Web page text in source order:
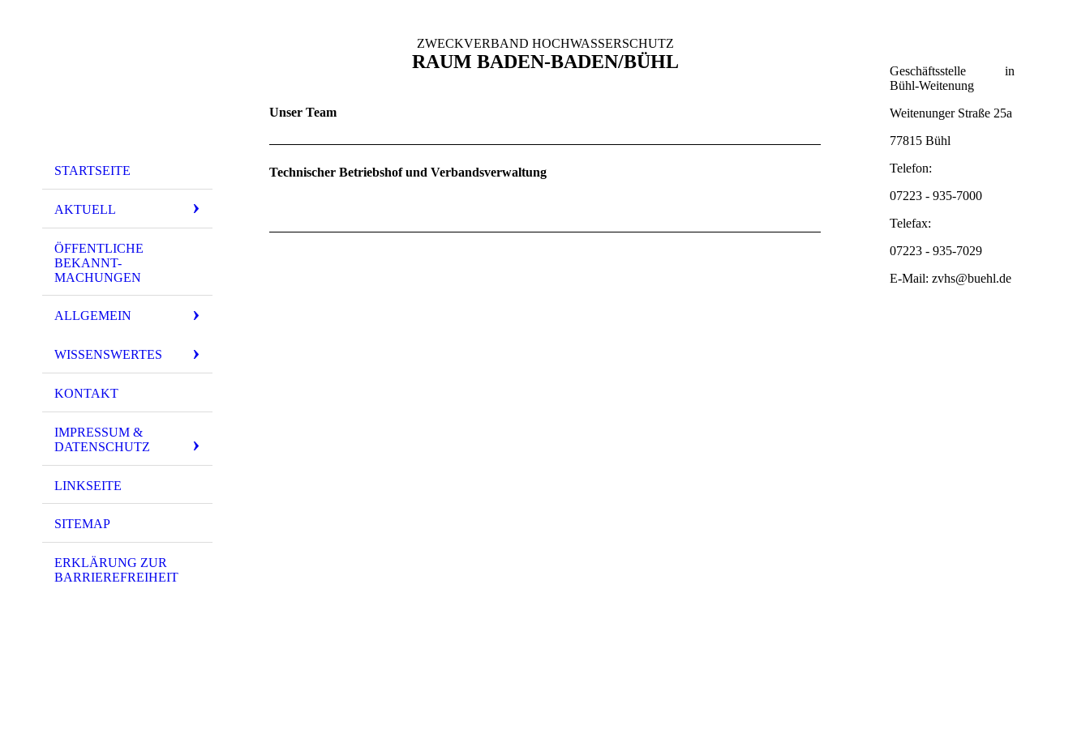
STARTSEITE
AKTUELL
ÖFFENTLICHE
BEKANNT-
MACHUNGEN
ALLGEMEIN
WISSENSWERTES
KONTAKT
IMPRESSUM &
DATENSCHUTZ
LINKSEITE
SITEMAP
ERKLÄRUNG ZUR
BARRIEREFREIHEIT
ZWECKVERBAND HOCHWASSERSCHUTZ
RAUM BADEN-BADEN/BÜHL
Unser Team
Technischer Betriebshof und Verbandsverwaltung
Geschäftsstelle in
Bühl-Weitenung
Weitenunger Straße 25a
77815 Bühl
Telefon:
07223 - 935-7000
Telefax:
07223 - 935-7029
E-Mail: zvhs@buehl.de